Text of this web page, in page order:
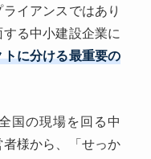
イアンスではあり
る中小建設企業に
に分ける最重要の
国の現場を回る中
様から、「せっか